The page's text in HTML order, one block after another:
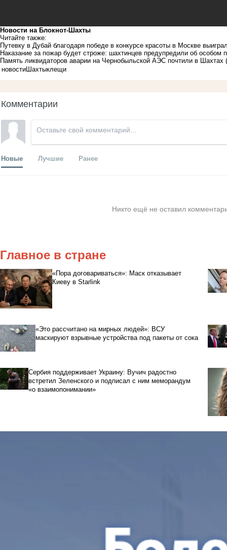
Новости на Блoкнoт-Шахты
Читайте также:
Путевку в Дубай благодаря победе в конкурсе красоты в Москве
Наказание за пожар будет строже: шахтинцев предупредили об
Память ликвидаторов аварии на Чернобыльской АЭС почтили в Шахтах
новости Шахтыклещи
Комментарии
Новые Лучшие Ранее
Никто ещё не оставил
Главное в стране
«Пора договариваться»: Маск отказывает
Киеву в Starlink
«Это рассчитано на мирных людей»: ВСУ
маскируют взрывные устройства под пакеты от сока
Сербия поддерживает Украину: Вучич радостно
встретил Зеленского и подписал с ним меморандум
«о взаимопонимании»